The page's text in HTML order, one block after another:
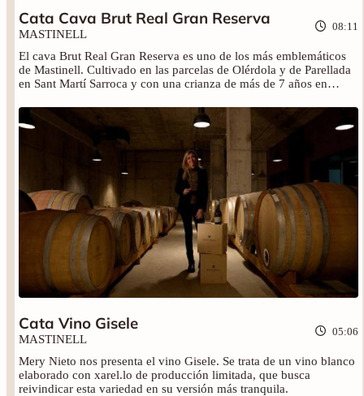
Cata Cava Brut Real Gran Reserva
MASTINELL
08:11
El cava Brut Real Gran Reserva es uno de los más emblemáticos
de Mastinell. Cultivado en las parcelas de Olérdola y de Parellada
en Sant Martí Sarroca y con una crianza de más de 7 años en
No te pierdas la cata con Mery Nieto.
Cata Vino Gisele
MASTINELL
05:06
Mery Nieto nos presenta el vino Gisele. Se trata de un vino blanco
elaborado con xarel.lo de producción limitada, que busca
reivindicar esta variedad en su versión más tranquila.